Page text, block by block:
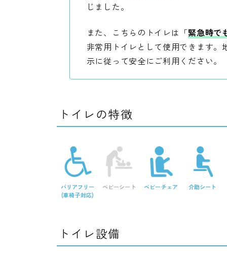
じました。
また、こちらのトイレは「緊急時で
非常用トイレとして使用できます
示に従って安全にご利用ください。
トイレの特徴
バリアフリー
(車椅子対応)
ベビーシート ベビーチェア 介助シート
トイレ設備